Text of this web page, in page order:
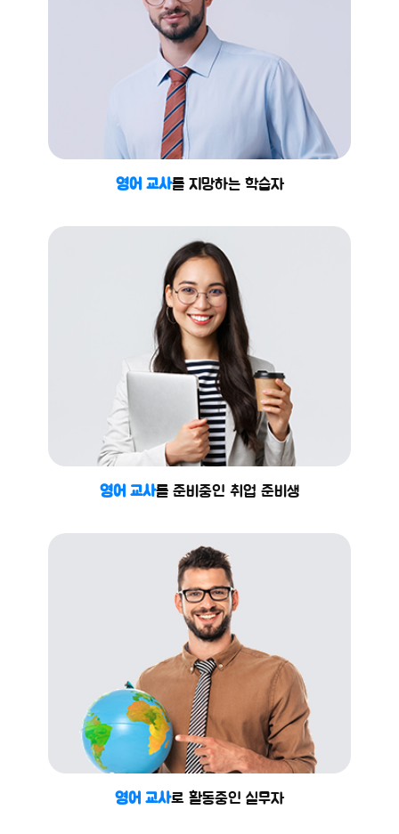
영어 교사를 지망하는 학습자
영어 교사를 준비중인 취업 준비생
영어 교사로 활동중인 실무자